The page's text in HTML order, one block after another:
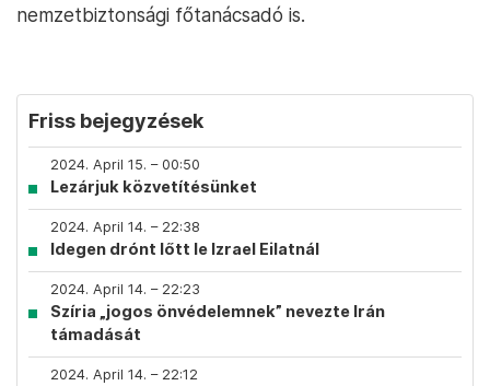
nemzetbiztonsági főtanácsadó is.
Friss bejegyzések
2024. April 15. – 00:50
Lezárjuk közvetítésünket
2024. April 14. – 22:38
Idegen drónt lőtt le Izrael Eilatnál
2024. April 14. – 22:23
Szíria „jogos önvédelemnek” nevezte Irán
támadását
2024. April 14. – 22:12